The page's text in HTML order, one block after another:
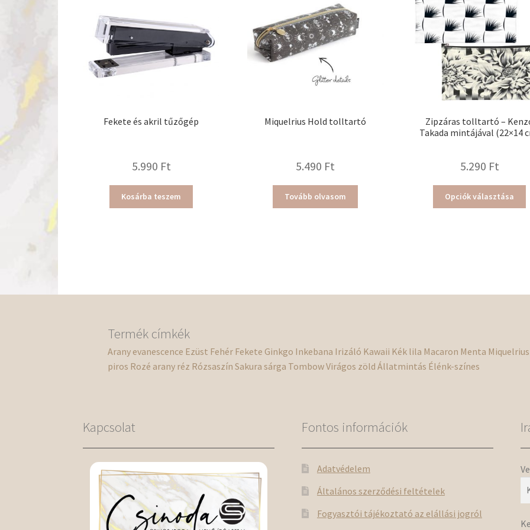
Fekete és akril tűzőgép
5.990 Ft
Kosárba teszem
Miquelrius Hold tolltartó
5.490 Ft
Tovább olvasom
Zipzáras tolltartó –
Takada mintájával (22×14
5.290 Ft
Opciók választása
a
Termék címkék
Arany evanescence Ezüst Fehér Fekete Ginkgo Inkebana Irizáló Kawaii Kék lila Macaron Menta Miquelrius
piros Rozé arany réz Rózsaszín Sakura sárga TombowVirágos zöld Állatmintás Élénk-színes
Kapcsolat Fontos információk
Adatvédelem
Általános szerződési feltételek
Fogyasztói tájékoztató az elállási jogról